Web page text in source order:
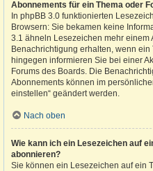
Abonnements für ein Thema oder
In phpBB 3.0 funktionierten
Browsern: Sie bekamen keine
3.1 ähneln Lesezeichen mehr einem
Benachrichtigung erhalten, wenn
hingegen informieren Sie bei einer
Forums des Boards. Die
Abonnements können im
einstellen“ geändert werden.
Nach oben
Wie kann ich ein Lesezeichen auf
abonnieren?
Sie können ein Lesezeichen auf ein